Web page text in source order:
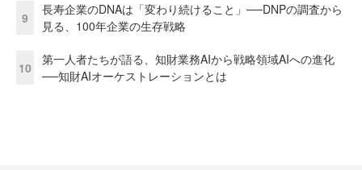
9
長寿企業のDNAは「変わり続けること」──DNPの調査から
見る、100年企業の生存戦略
10
第一人者たちが語る、知財業務AIから戦略領域AIへの進化
──知財AIオーケストレーションとは